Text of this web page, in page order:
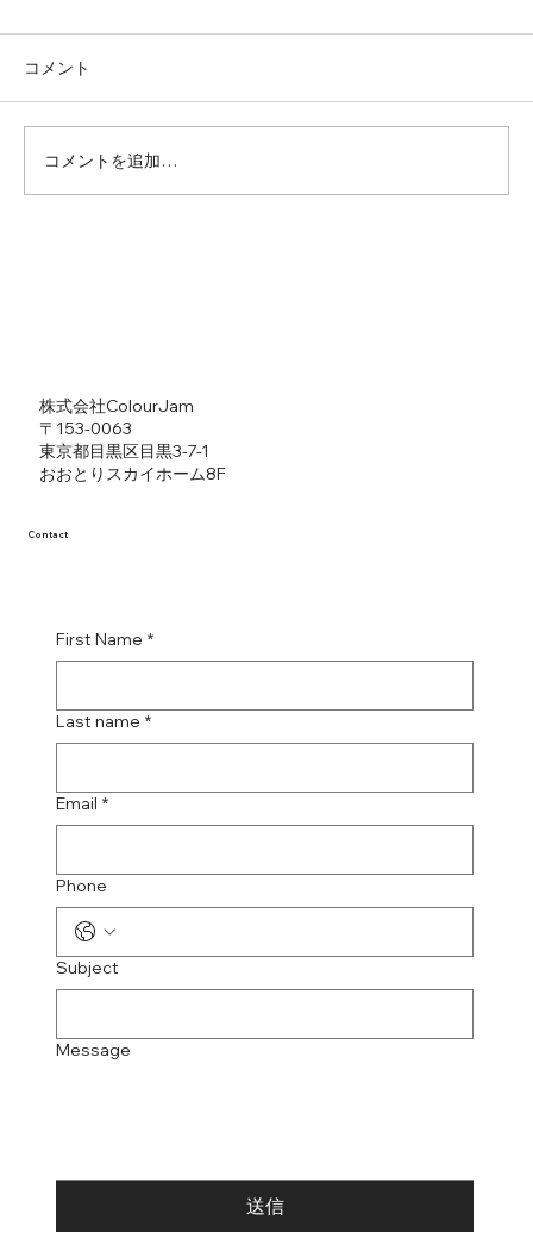
【チラシ制作】株式会社dotdeli
コメント
コメントを追加…
​株式会社ColourJam
​〒153-0063
東京都目黒区目黒3-7-1
​おおとりスカイホーム8F
First Name *
Last name *
Email *
Phone
Subject
Message
送信
Contact